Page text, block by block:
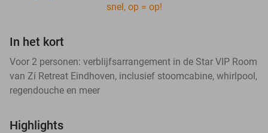
snel, op = op!
In het kort
Voor 2 personen: verblijfsarrangement in de Star VIP Room
van Zí Retreat Eindhoven, inclusief stoomcabine, whirlpool,
regendouche en meer
Highlights